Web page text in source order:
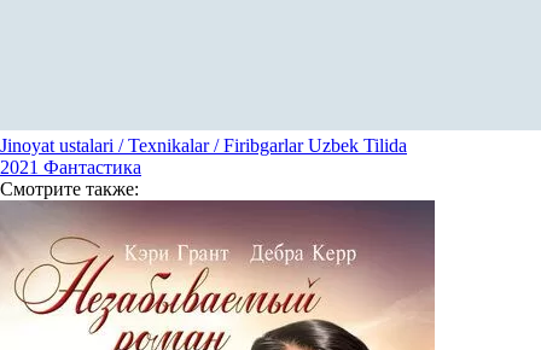
Jinoyat ustalari / Texnikalar / Firibgarlar Uzbek Tilida
2021 Фантастика
Смотрите также: